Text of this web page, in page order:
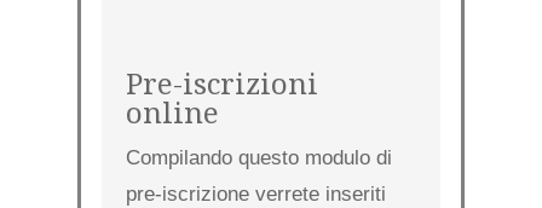
Pre-iscrizioni
online
Compilando questo modulo di
pre-iscrizione verrete inseriti